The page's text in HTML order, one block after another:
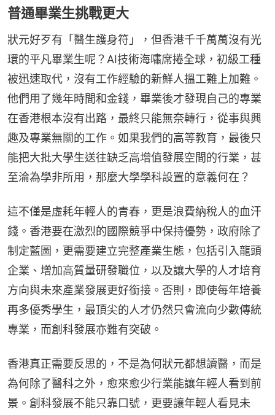
普通畢業生挑戰更大
狀元好歹有「醫生護身符」，但香港千千萬萬沒有光
環的平凡畢業生呢？AI技術海嘯席捲全球，初級工種
被迅速取代，沒有工作經驗的新鮮人搵工難上加難。
他們用了幾年時間和金錢，畢業後才發現自己的專業
在香港根本沒有出路，最終只能無奈轉行，從事與興
趣及專業無關的工作。如果我們的高等教育，最後只
能把大批大學生送往缺乏高增值發展空間的行業，甚
至淪為學非所用，那麼大學學科設置的意義何在？
這不僅是虛耗年輕人的青春，更是浪費納稅人的血汗
錢。香港要在激烈的國際競爭中保持優勢，政府除了
制定藍圖，更需要建立完整產業生態，包括引入龍頭
企業、增加高質量研發職位，以及讓大學的人才培育
方向與未來產業發展更好銜接。否則，即使每年培養
再多優秀學生，最頂尖的人才仍然只會流向少數傳統
專業，而創科發展亦難有突破。
香港真正需要反思的，不是為何狀元都想讀醫，而是
為何除了醫科之外，愈來愈少行業能讓年輕人看到前
景。創科發展不能只靠口號，更要讓年輕人看見未